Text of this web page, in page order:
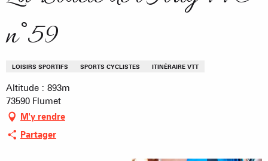
n°59
LOISIRS SPORTIFS SPORTS CYCLISTES ITINÉRAIRE VTT
Altitude : 893m
73590 Flumet
M'y rendre
Partager